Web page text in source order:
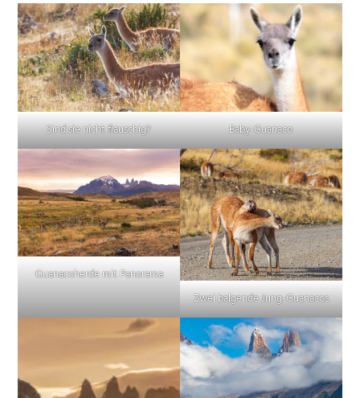
Sind sie nicht flauschig? Baby-Guanaco
Guanacoherde mit Panorama
Zwei balgende Jung-Guanacos